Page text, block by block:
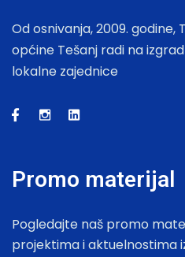
Od osnivanja, 2009. godine,
općine Tešanj radi na
lokalne zajednice
Promo materijal
Pogledajte naš promo
projektima i aktuelnostima